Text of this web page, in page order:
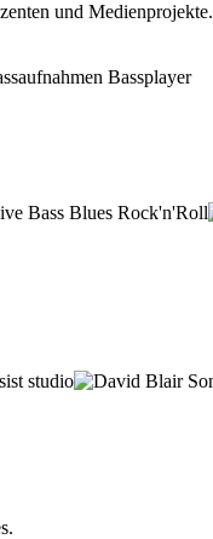
und Medienprojekte.